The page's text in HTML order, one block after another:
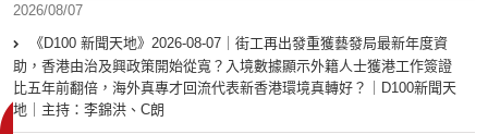
2026/08/07
《D100 新聞天地》2026-08-07｜街工再出發重獲藝發局最新年度資
助，香港由治及興政策開始從寬？入境數據顯示外籍人士獲港工作簽證
比五年前翻倍，海外真專才回流代表新香港環境真轉好？｜D100新聞天
地｜主持：李錦洪、C朗